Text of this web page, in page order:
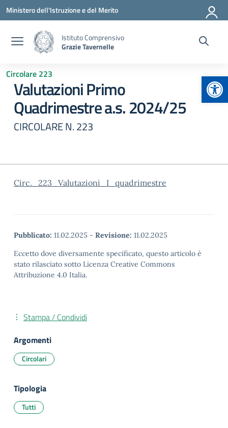
Vai ai contenuti
Vai al menu di navigazione
Vai al footer
Ministero dell'Istruzione e del Merito
Istituto Comprensivo
Grazie Tavernelle
Circolare 223
Valutazioni Primo
Quadrimestre a.s. 2024/25
CIRCOLARE N. 223
Circ._223_Valutazioni_I_quadrimestre
Pubblicato: 11.02.2025 - Revisione: 11.02.2025
Eccetto dove diversamente specificato, questo articolo è
stato rilasciato sotto Licenza Creative Commons
Attribuzione 4.0 Italia.
Stampa / Condividi
Argomenti
Circolari
Tipologia
Tutti